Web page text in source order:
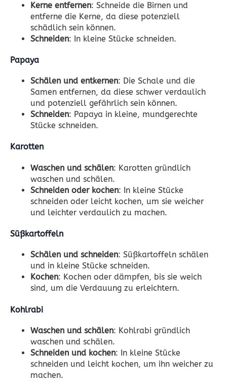
Kerne entfernen: Schneide die Birnen und
entferne die Kerne, da diese potenziell
schädlich sein können.
Schneiden: In kleine Stücke schneiden.
Papaya
Schälen und entkernen: Die Schale und die
Samen entfernen, da diese schwer verdaulich
und potenziell gefährlich sein können.
Schneiden: Papaya in kleine, mundgerechte
Stücke schneiden.
Karotten
Waschen und schälen: Karotten gründlich
waschen und schälen.
Schneiden oder kochen: In kleine Stücke
schneiden oder leicht kochen, um sie weicher
und leichter verdaulich zu machen.
Süßkartoffeln
Schälen und schneiden: Süßkartoffeln schälen
und in kleine Stücke schneiden.
Kochen: Kochen oder dämpfen, bis sie weich
sind, um die Verdauung zu erleichtern.
Kohlrabi
Waschen und schälen: Kohlrabi gründlich
waschen und schälen.
Schneiden und kochen: In kleine Stücke
schneiden und leicht kochen, um ihn weicher zu
machen.